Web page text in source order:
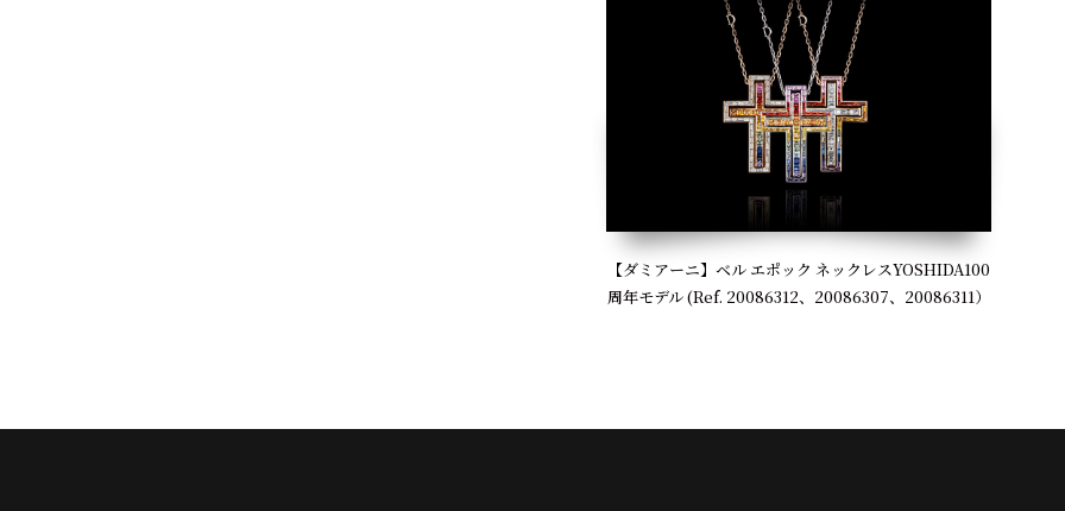
【ダミアーニ】ベル エポック ネックレスYOSHIDA100
周年モデル (Ref. 20086312、20086307、20086311）